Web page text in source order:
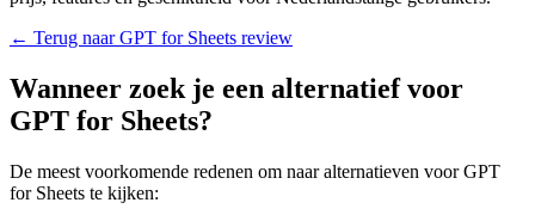
← Terug naarGPT for Sheets review
Wanneer zoek je een alternatief voor
GPT for Sheets?
De meest voorkomende redenen om naar alternatieven voorGPT
for Sheets te kijken: